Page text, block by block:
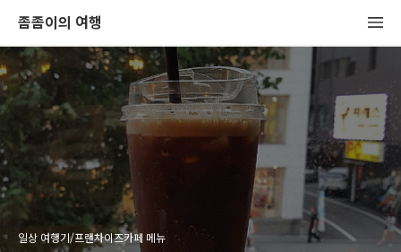
좀좀이의 여행
일상 여행기/프랜차이즈카페 메뉴